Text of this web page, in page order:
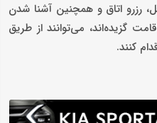
رزرو اتاق و همچنین آشنا شدن
گزیده‌اند، می‌توانند از طریق
کنند.